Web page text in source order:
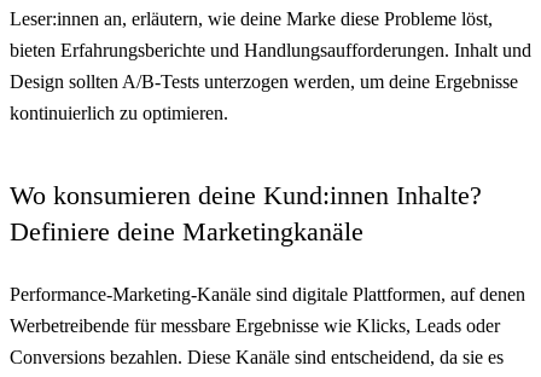
Leser:innen an, erläutern, wie deine Marke diese Probleme löst,
bieten Erfahrungsberichte und Handlungsaufforderungen. Inhalt und
Design sollten A/B-Tests unterzogen werden, um deine Ergebnisse
kontinuierlich zu optimieren.
Wo konsumieren deine Kund:innen Inhalte?
Definiere deine Marketingkanäle
Performance-Marketing-Kanäle sind digitale Plattformen, auf denen
Werbetreibende für messbare Ergebnisse wie Klicks, Leads oder
Conversions bezahlen. Diese Kanäle sind entscheidend, da sie es